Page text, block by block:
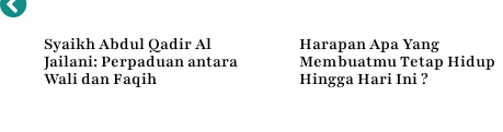
Syaikh Abdul Qadir Al
Jailani: Perpaduan antara
Wali dan Faqih
Harapan Apa Yang
Membuatmu Tetap Hidup
Hingga Hari Ini ?